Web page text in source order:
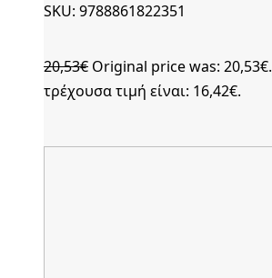
SKU: 9788861822351
20,53€ Original price was: 20,53€.
τρέχουσα τιμή είναι: 16,42€.